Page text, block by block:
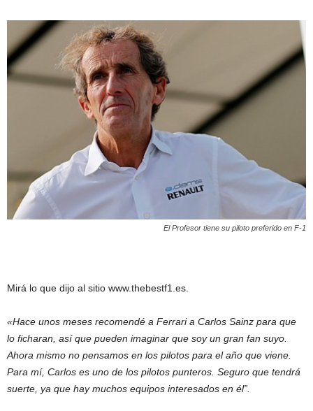
El Profesor tiene su piloto preferido en F-1
Mirá lo que dijo al sitio www.thebestf1.es.
«Hace unos meses recomendé a Ferrari a Carlos Sainz para que
lo ficharan, así que pueden imaginar que soy un gran fan suyo.
Ahora mismo no pensamos en los pilotos para el año que viene.
Para mí, Carlos es uno de los pilotos punteros. Seguro que tendrá
suerte, ya que hay muchos equipos interesados en él”.